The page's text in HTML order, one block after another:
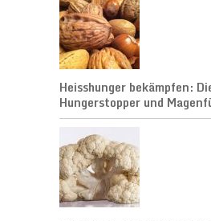
Heisshunger bekämpfen:
Hungerstopper und